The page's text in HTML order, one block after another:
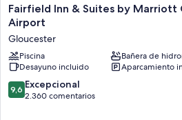
Fairfield
Inn
Suites
by
Marriott
Ottawa
Airport
Fairfield Inn & Suites by Marriott
Airport
Gloucester
Piscina
Bañera de
Desayuno incluido
Aparcamiento
9.6
sobre
9,6 Excepcional
2.360 comentarios